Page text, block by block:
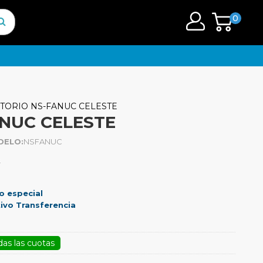
0
NS-FANUC CELESTE
CELESTE
NSFANUC
especial
Transferencia
las cuotas